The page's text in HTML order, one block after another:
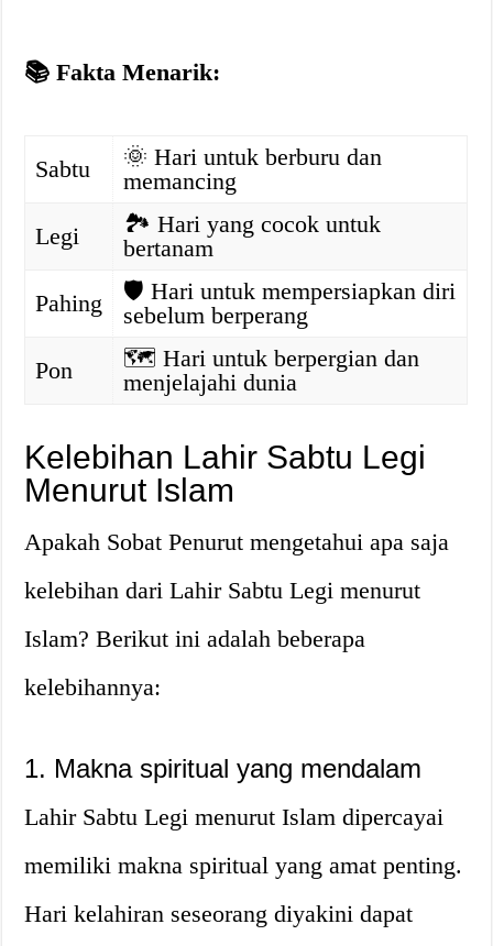
📚 Fakta Menarik:
Sabtu
🌞 Hari untuk berburu dan
memancing
Legi
🏞 Hari yang cocok untuk
bertanam
Pahing
🛡 Hari untuk mempersiapkan diri
sebelum berperang
Pon
🗺 Hari untuk berpergian dan
menjelajahi dunia
Kelebihan Lahir Sabtu Legi
Menurut Islam
Apakah Sobat Penurut mengetahui apa saja
kelebihan dari Lahir Sabtu Legi menurut
Islam? Berikut ini adalah beberapa
kelebihannya:
1. Makna spiritual yang mendalam
Lahir Sabtu Legi menurut Islam dipercayai
memiliki makna spiritual yang amat penting.
Hari kelahiran seseorang diyakini dapat